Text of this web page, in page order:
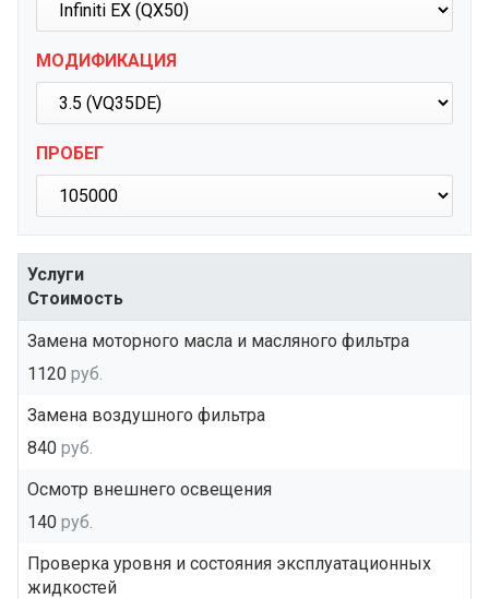
МОДИФИКАЦИЯ
ПРОБЕГ
Услуги
Стоимость
Замена моторного масла и масляного фильтра
1120 руб.
Замена воздушного фильтра
840 руб.
Осмотр внешнего освещения
140 руб.
Проверка уровня и состояния эксплуатационных
жидкостей